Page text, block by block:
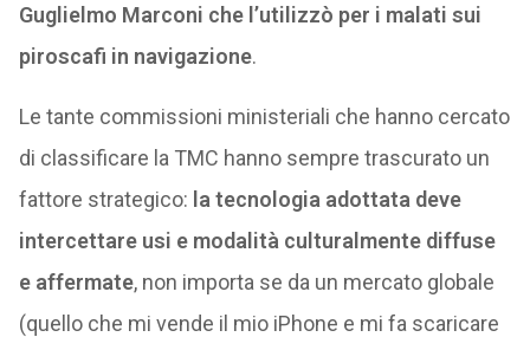
Guglielmo Marconi che l’utilizzò per i malati sui
piroscafi in navigazione.
Le tante commissioni ministeriali che hanno cercato
di classificare la TMC hanno sempre trascurato un
fattore strategico: la tecnologia adottata deve
intercettare usi e modalità culturalmente diffuse
e affermate, non importa se da un mercato globale
(quello che mi vende il mio iPhone e mi fa scaricare